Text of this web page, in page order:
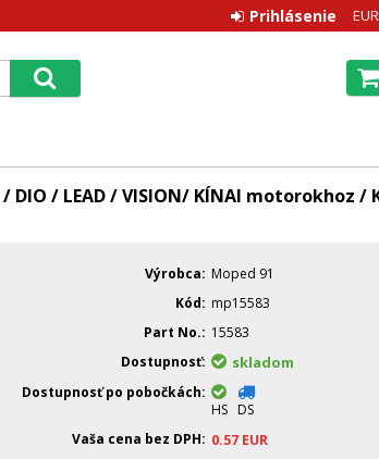
EUR
Prihlásenie
DIO / LEAD / VISION/ KÍNAI motorokhoz /
Výrobca
Moped 91
Kód
mp15583
Part No.
15583
Dostupnosť
skladom
Dostupnosť po pobočkách
HS DS
Vaša cena bez DPH
0.57 EUR